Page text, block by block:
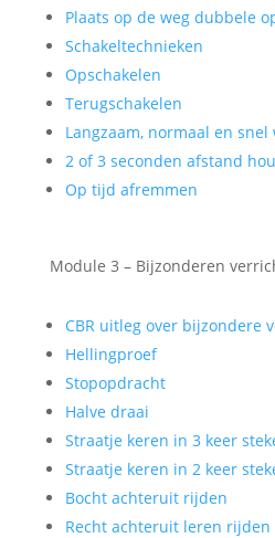
Plaats op de weg dubbele
Schakeltechnieken
Opschakelen
Terugschakelen
Langzaam, normaal en
2 of 3 seconden afstand
Op tijd afremmen
Module 3 – Bijzonderen
CBR uitleg over bijzondere
Hellingproef
Stopopdracht
Halve draai
Straatje keren in 3 keer
Straatje keren in 2 keer
Bocht achteruit rijden
Recht achteruit leren rijden